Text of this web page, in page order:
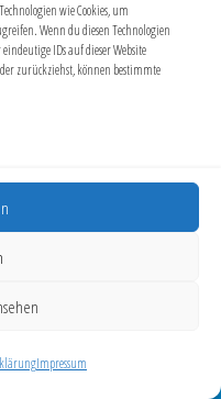
wie Cookies, um
Wenn du diesen Technologien
IDs auf dieser Website
zurückziehst, können bestimmte
Impressum
53919 Weilerswist |